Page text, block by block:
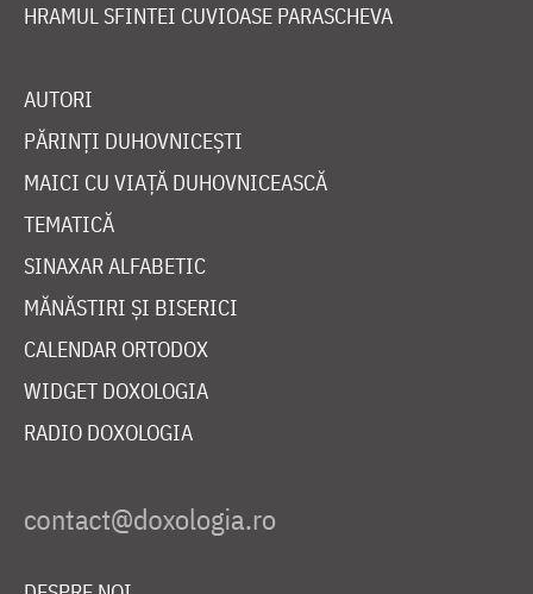
HRAMUL SFINTEI CUVIOASE PARASCHEVA
AUTORI
PĂRINȚI DUHOVNICEȘTI
MAICI CU VIAȚĂ DUHOVNICEASCĂ
TEMATICĂ
SINAXAR ALFABETIC
MĂNĂSTIRI ȘI BISERICI
CALENDAR ORTODOX
WIDGET DOXOLOGIA
RADIO DOXOLOGIA